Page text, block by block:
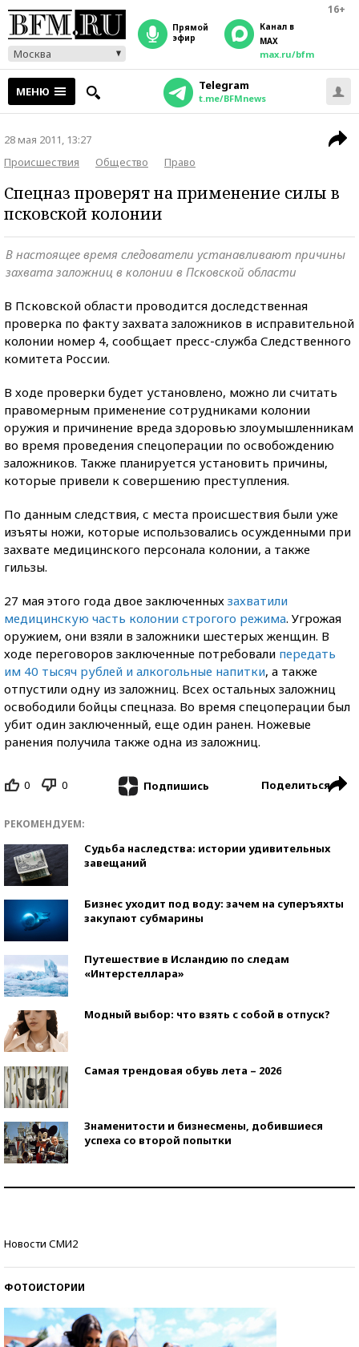
16+
Москва
прямой
эфир
Канал в
MAX
max.ru/bfm
МЕНЮ Telegram
t.me/BFMnews
28 мая 2011, 13:27
Происшествия
Общество Право
Спецназ проверят на применение силы в
псковской колонии
В настоящее время следователи устанавливают причины
захвата заложниц в колонии в Псковской области
В Псковской области проводится доследственная
проверка по факту захвата заложников в исправительной
колонии номер 4, сообщает пресс-служба Следственного
комитета России.
В ходе проверки будет установлено, можно ли считать
правомерным применение сотрудниками колонии
оружия и причинение вреда здоровью злоумышленникам
во время проведения спецоперации по освобождению
заложников. Также планируется установить причины,
которые привели к совершению преступления.
По данным следствия, с места происшествия были уже
изъяты ножи, которые использовались осужденными при
захвате медицинского персонала колонии, а также
гильзы.
27 мая этого года двое заключенных захватили
медицинскую часть колонии строгого режима. Угрожая
оружием, они взяли в заложники шестерых женщин. В
ходе переговоров заключенные потребовали передать
им 40 тысяч рублей и алкогольные напитки, а также
отпустили одну из заложниц. Всех остальных заложниц
освободили бойцы спецназа. Во время спецоперации был
убит один заключенный, еще один ранен. Ножевые
ранения получила также одна из заложниц.
0 0 Подпишись Поделиться
РЕКОМЕНДУЕМ:
Судьба наследства: истории удивительных
завещаний
Бизнес уходит под воду: зачем на суперъяхты
закупают субмарины
Путешествие в Исландию по следам
«Интерстеллара»
Модный выбор: что взять с собой в отпуск?
Самая трендовая обувь лета – 2026
Знаменитости и бизнесмены, добившиеся
успеха со второй попытки
Новости СМИ2
ФОТОИСТОРИИ